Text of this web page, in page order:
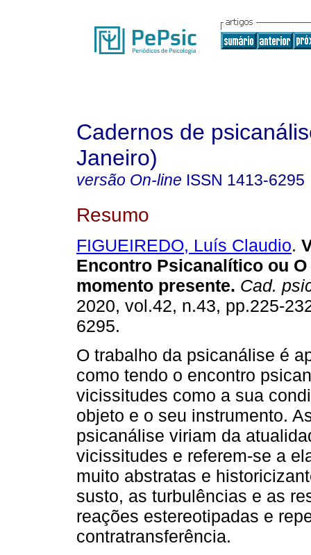
Cadernos de
Janeiro)
versão On-line ISSN 1413-6295
Resumo
FIGUEIREDO, Luís Claudio.
Encontro Psicanalítico ou
momento presente. Cad.
2020, vol.42, n.43, pp.225-
6295.
O trabalho da psicanálise é
como tendo o encontro
vicissitudes como a sua
objeto e o seu instrumento.
psicanálise viriam da
vicissitudes e referem-se a
muito abstratas e
susto, as turbulências e as
reações estereotipadas e
contratransferência.